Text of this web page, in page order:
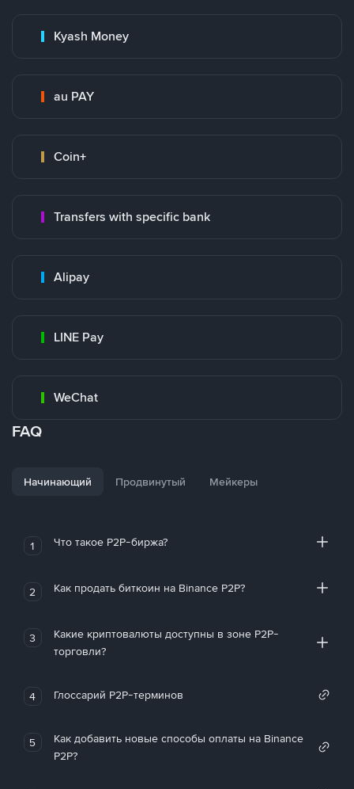
Kyash Money
au PAY
Coin+
Transfers with specific bank
Alipay
LINE Pay
WeChat
FAQ
Начинающий Продвинутый Мейкеры
1 Что такое P2P-биржа?
2 Как продать биткоин на Binance P2P?
3
Какие криптовалюты доступны в зоне P2P-
торговли?
4 Глоссарий P2P-терминов
5
Как добавить новые способы оплаты на Binance
P2P?